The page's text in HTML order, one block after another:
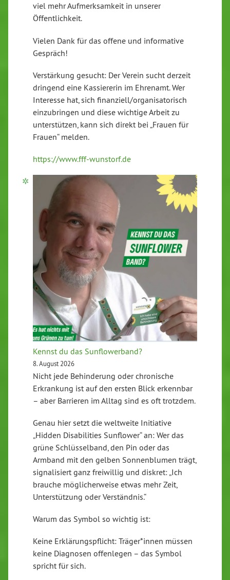
viel mehr Aufmerksamkeit in unserer
Öffentlichkeit.
Vielen Dank für das offene und informative
Gespräch!
Verstärkung gesucht: Der Verein sucht derzeit
dringend eine Kassiererin im Ehrenamt. Wer
Interesse hat, sich finanziell/organisatorisch
einzubringen und diese wichtige Arbeit zu
unterstützen, kann sich direkt bei „Frauen für
Frauen“ melden.
https://www.fff-wunstorf.de
Kennst du das Sunflowerband?
8. August 2026
Nicht jede Behinderung oder chronische
Erkrankung ist auf den ersten Blick erkennbar
– aber Barrieren im Alltag sind es oft trotzdem.
Genau hier setzt die weltweite Initiative
„Hidden Disabilities Sunflower“ an: Wer das
grüne Schlüsselband, den Pin oder das
Armband mit den gelben Sonnenblumen trägt,
signalisiert ganz freiwillig und diskret: „Ich
brauche möglicherweise etwas mehr Zeit,
Unterstützung oder Verständnis.“
Warum das Symbol so wichtig ist:
Keine Erklärungspflicht: Träger*innen müssen
keine Diagnosen offenlegen – das Symbol
spricht für sich.